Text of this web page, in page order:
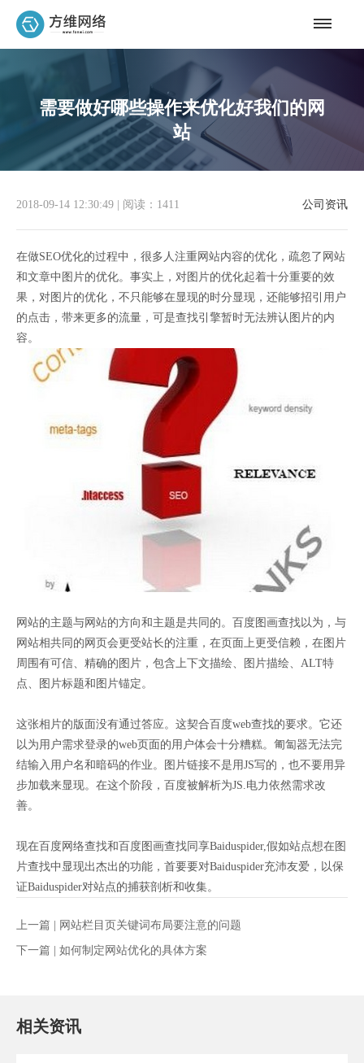
需要做好哪些操作来优化好我们的网
站
公司资讯
2018-09-14 12:30:49 阅读：1411
在做SEO优化的过程中，很多人注重网站内容的优化，疏忽了网站
和文章中图片的优化。事实上，对图片的优化起着十分重要的效
果，对图片的优化，不只能够在显现的时分显现，还能够招引用户
的点击，带来更多的流量，可是查找引擎暂时无法辨认图片的内
容。
网站的主题与网站的方向和主题是共同的。百度图画查找以为，与
网站相共同的网页会更受站长的注重，在页面上更受信赖，在图片
周围有可信、精确的图片，包含上下文描绘、图片描绘、ALT特
点、图片标题和图片锚定。
这张相片的版面没有通过答应。这契合百度web查找的要求。它还
以为用户需求登录的web页面的用户体会十分糟糕。匍匐器无法完
结输入用户名和暗码的作业。图片链接不是用JS写的，也不要用异
步加载来显现。在这个阶段，百度被解析为JS.电力依然需求改
善。
现在百度网络查找和百度图画查找同享Baiduspider,假如站点想在图
片查找中显现出杰出的功能，首要要对Baiduspider充沛友爱，以保
证Baiduspider对站点的捕获剖析和收集。
上一篇 | 网站栏目页关键词布局要注意的问题
下一篇 | 如何制定网站优化的具体方案
相关资讯